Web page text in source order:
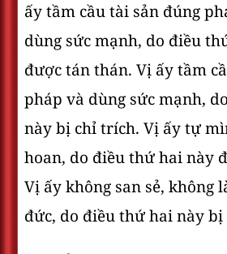
ấy tầm cầu tài sản đúng
dùng sức mạnh, do điều
được tán thán. Vị ấy tầm
pháp và dùng sức mạnh,
này bị chỉ trích. Vị ấy tự
hoan, do điều thứ hai này
Vị ấy không san sẻ, không
đức, do điều thứ hai này